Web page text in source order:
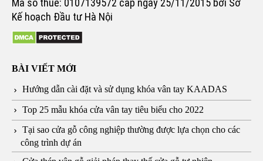
Kế hoạch Đầu tư Hà Nội
BÀI VIẾT MỚI
Hướng dẫn cài đặt và sử dụng khóa vân tay KAADAS
Top 25 mẫu khóa cửa vân tay tiêu biểu cho 2022
Tại sao cửa gỗ công nghiệp thường được lựa chọn cho các
công trình dự án